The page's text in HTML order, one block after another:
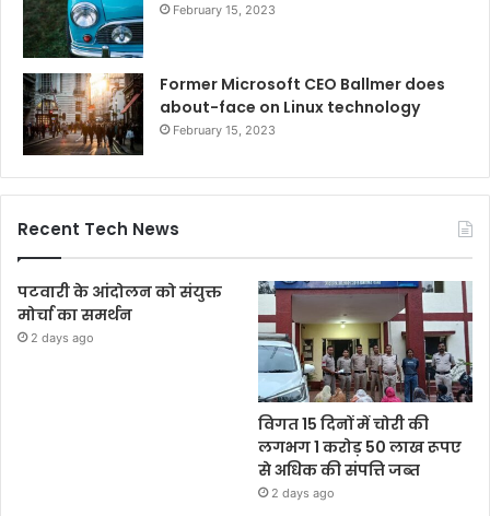
February 15, 2023
Former Microsoft CEO Ballmer does
about-face on Linux technology
February 15, 2023
Recent Tech News
पटवारी के आंदोलन को संयुक्त
मोर्चा का समर्थन
2 days ago
विगत 15 दिनों में चोरी की
लगभग 1 करोड़ 50 लाख रूपए
से अधिक की संपत्ति जब्‍त
2 days ago